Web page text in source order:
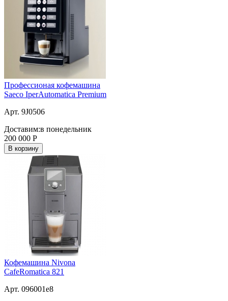
Профессионая кофемашина
Saeco IperAutomatica Premium
Арт. 9J0506
Доставим:в понедельник
200 000 Р
В корзину
Кофемашина Nivona
CafeRomatica 821
Арт. 096001e8